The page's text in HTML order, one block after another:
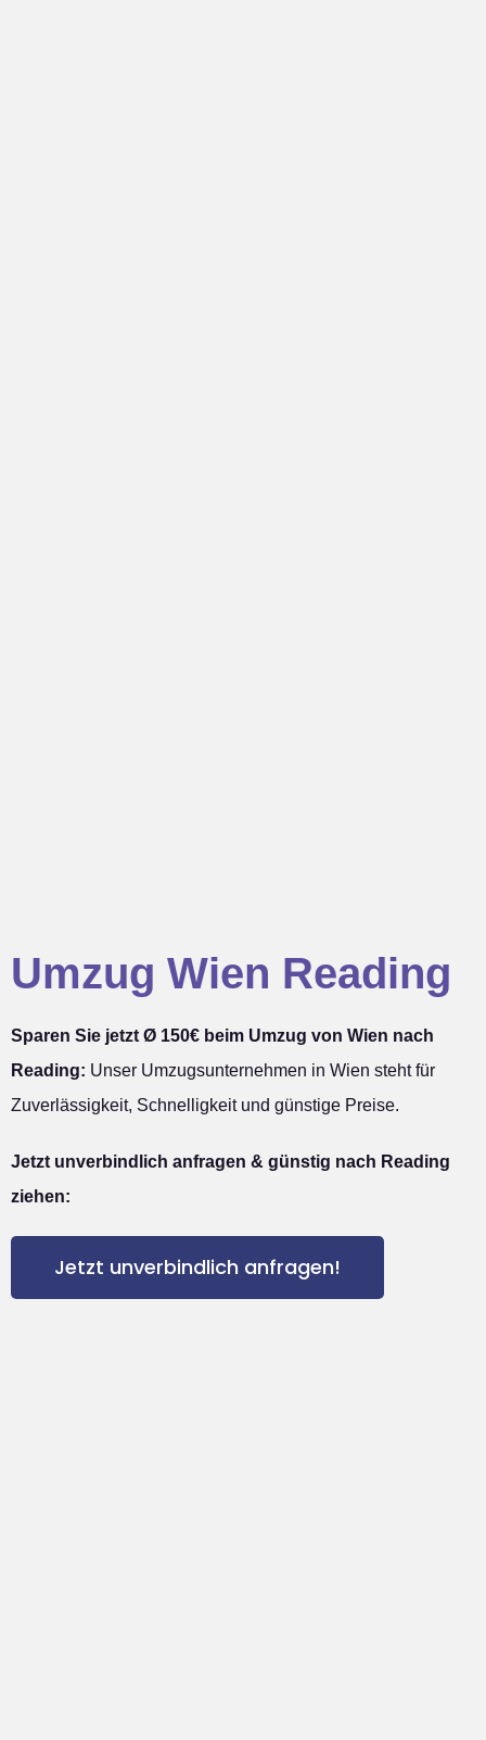
Umzug Wien Reading
Sparen Sie jetzt Ø 150€ beim Umzug von Wien nach
Reading: Unser Umzugsunternehmen in Wien steht für
Zuverlässigkeit, Schnelligkeit und günstige Preise.
Jetzt unverbindlich anfragen & günstig nach Reading
ziehen:
Jetzt unverbindlich anfragen!